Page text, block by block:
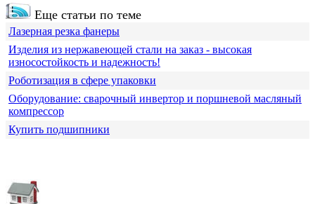
Еще статьи по теме
Лазерная резка фанеры
Изделия из нержавеющей стали на заказ - высокая
износостойкость и надежность!
Роботизация в сфере упаковки
Оборудование: сварочный инвертор и поршневой масляный
компрессор
Купить подшипники